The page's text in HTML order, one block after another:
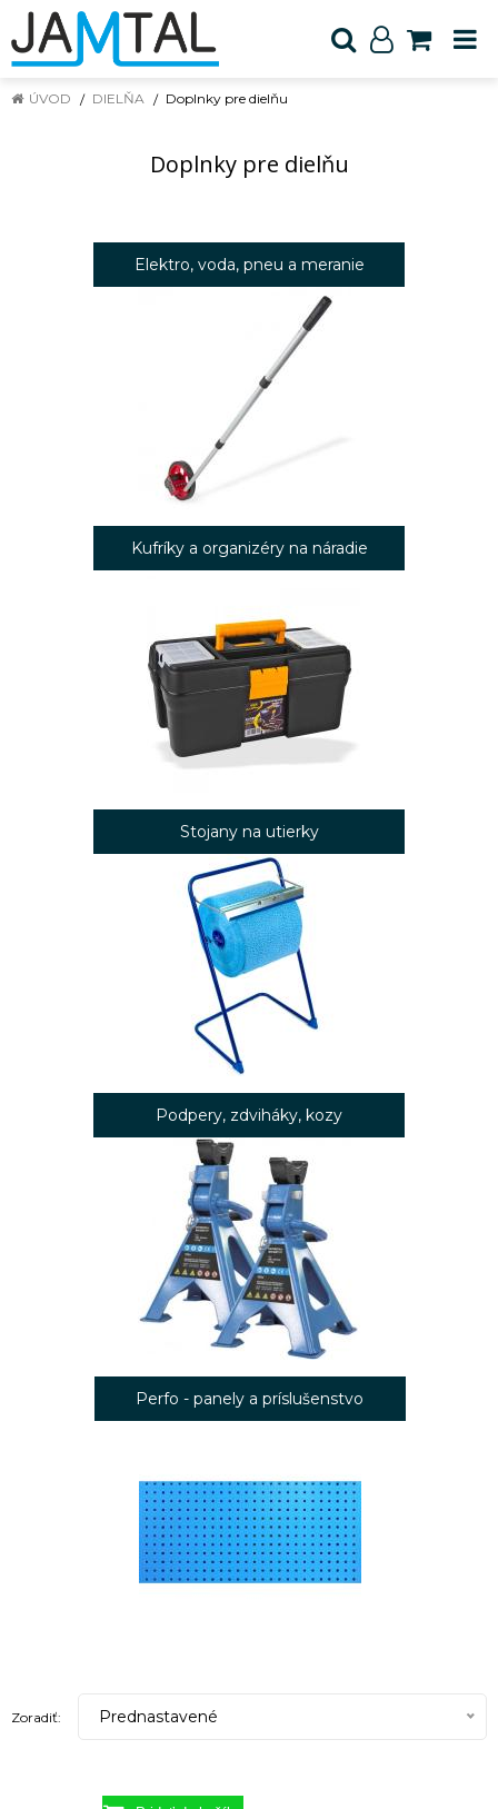
ÚVOD DIELŇA Doplnky pre dielňu
Doplnky pre dielňu
Elektro, voda, pneu a meranie
Kufríky a organizéry na náradie
Stojany na utierky
Podpery, zdviháky, kozy
Perfo - panely a príslušenstvo
Zoradiť: Prednastavené